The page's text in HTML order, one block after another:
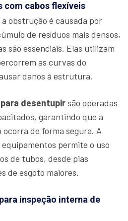
com cabos flexíveis
obstrução é causada por
de resíduos mais densos,
são essenciais. Elas utilizam
as curvas do
danos à estrutura.
desentupirsão operadas
garantindo que a
ocorra de forma segura. A
permite o uso
de tubos, desde pias
de esgoto maiores.
inspeção interna de